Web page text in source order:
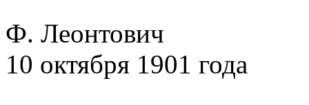
Ф. Леонтович
10 октября 1901 года